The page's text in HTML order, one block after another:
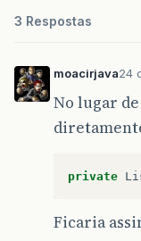
3 Respostas
moacirjava24
No lugar
private
Ficaria